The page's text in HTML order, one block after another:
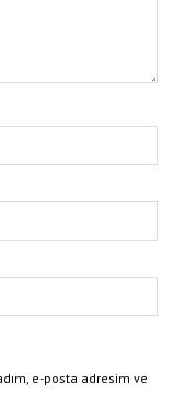
e-posta adresim ve